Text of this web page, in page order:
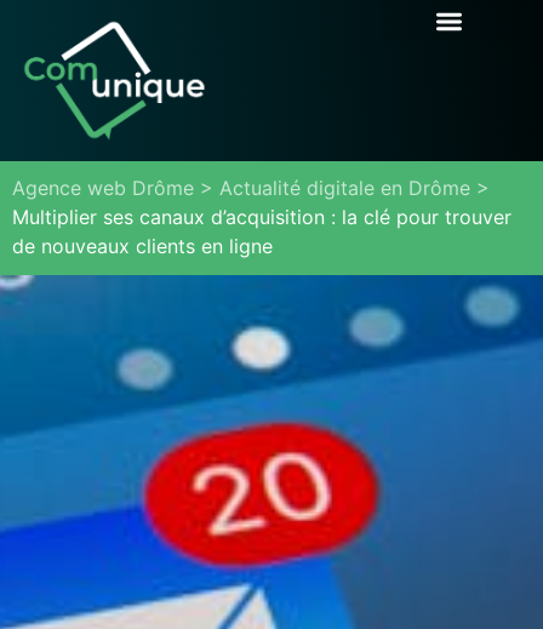
Agence web Drôme > Actualité digitale en Drôme >
Multiplier ses canaux d’acquisition : la clé pour trouver
de nouveaux clients en ligne